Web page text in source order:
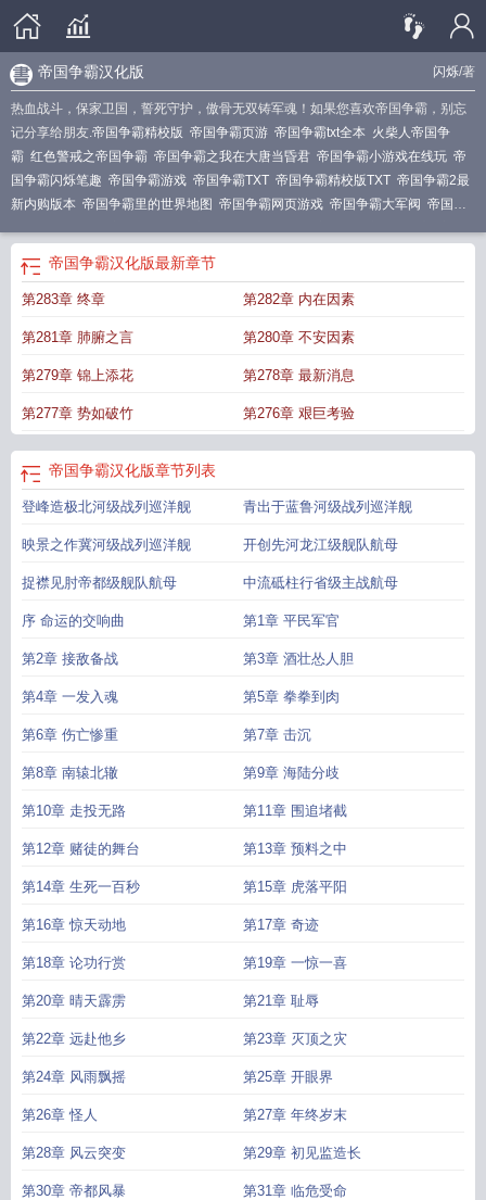
闪烁/著
帝国争霸汉化版
热血战斗，保家卫国，誓死守护，傲骨无双铸军魂！如果您喜欢帝国争霸，别忘
记分享给朋友.帝国争霸精校版 帝国争霸页游 帝国争霸txt全本 火柴人帝国争
霸 红色警戒之帝国争霸 帝国争霸之我在大唐当昏君 帝国争霸小游戏在线玩 帝
国争霸闪烁笔趣 帝国争霸游戏 帝国争霸TXT 帝国争霸精校版TXT 帝国争霸2最
新内购版本 帝国争霸里的世界地图 帝国争霸网页游戏 帝国争霸大军阀 帝国争
争霸白色孤岛陈子昂
帝国争霸之崛起
汉化版
笔趣阁帝国争霸中文破解版 帝国争霸TXT全本游戏帝国争霸
争霸赛
帝国争霸小游戏 帝国争霸类排行帝国争霸系统小小千佛山
子昂TXT百度 4399帝国争霸 帝国争霸手机版帝国争霸最新章节
国争霸无敌版帝国争霸单机游戏 帝国争霸闪烁帝国争霸张伟
霸电影在线观看帝国争霸地图帝国争霸战io
陈子昂帝国争霸TXT精校帝国争霸战帝国争霸玄幻帝国争霸官网帝国争霸 闪
烁帝国争霸白色孤岛 帝国争霸怎么转移基地帝国争霸游戏单机 帝国争霸完整
版免费帝国争霸陈子昂
帝国争霸汉化版最新章节
第283章 终章 第282章 内在因素
第281章 肺腑之言 第280章 不安因素
第279章 锦上添花 第278章 最新消息
第277章 势如破竹 第276章 艰巨考验
帝国争霸汉化版章节列表
登峰造极北河级战列巡洋舰 青出于蓝鲁河级战列巡洋舰
映景之作冀河级战列巡洋舰 开创先河龙江级舰队航母
捉襟见肘帝都级舰队航母 中流砥柱行省级主战航母
序 命运的交响曲 第1章 平民军官
第2章 接敌备战 第3章 酒壮怂人胆
第4章 一发入魂 第5章 拳拳到肉
第6章 伤亡惨重 第7章 击沉
第8章 南辕北辙 第9章 海陆分歧
第10章 走投无路 第11章 围追堵截
第12章 赌徒的舞台 第13章 预料之中
第14章 生死一百秒 第15章 虎落平阳
第16章 惊天动地 第17章 奇迹
第18章 论功行赏 第19章 一惊一喜
第20章 晴天霹雳 第21章 耻辱
第22章 远赴他乡 第23章 灭顶之灾
第24章 风雨飘摇 第25章 开眼界
第26章 怪人 第27章 年终岁末
第28章 风云突变 第29章 初见监造长
第30章 帝都风暴 第31章 临危受命